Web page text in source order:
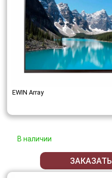
EWIN Array
В наличии
ЗАКАЗАТЬ